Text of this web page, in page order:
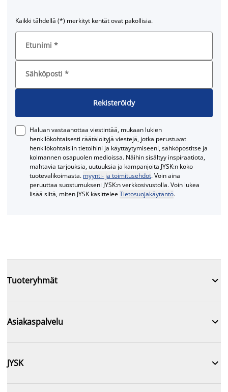
Kaikki tähdellä (*) merkityt kentät ovat pakollisia.
Etunimi *
Sähköposti *
Rekisteröidy
Haluan vastaanottaa viestintää, mukaan lukien
henkilökohtaisesti räätälöityjä viestejä, jotka perustuvat
henkilökohtaisiin tietoihini ja käyttäytymiseeni, sähköpostitse ja
kolmannen osapuolen medioissa. Näihin sisältyy inspiraatiota,
mahtavia tarjouksia, uutuuksia ja kampanjoita JYSK:n koko
tuotevalikoimasta. myynti- ja toimitusehdot. Voin aina
peruuttaa suostumukseni JYSK:n verkkosivustolla. Voin lukea
lisää siitä, miten JYSK käsitteleeTietosuojakäytäntö.
Tuoteryhmät 
Asiakaspalvelu 
JYSK 